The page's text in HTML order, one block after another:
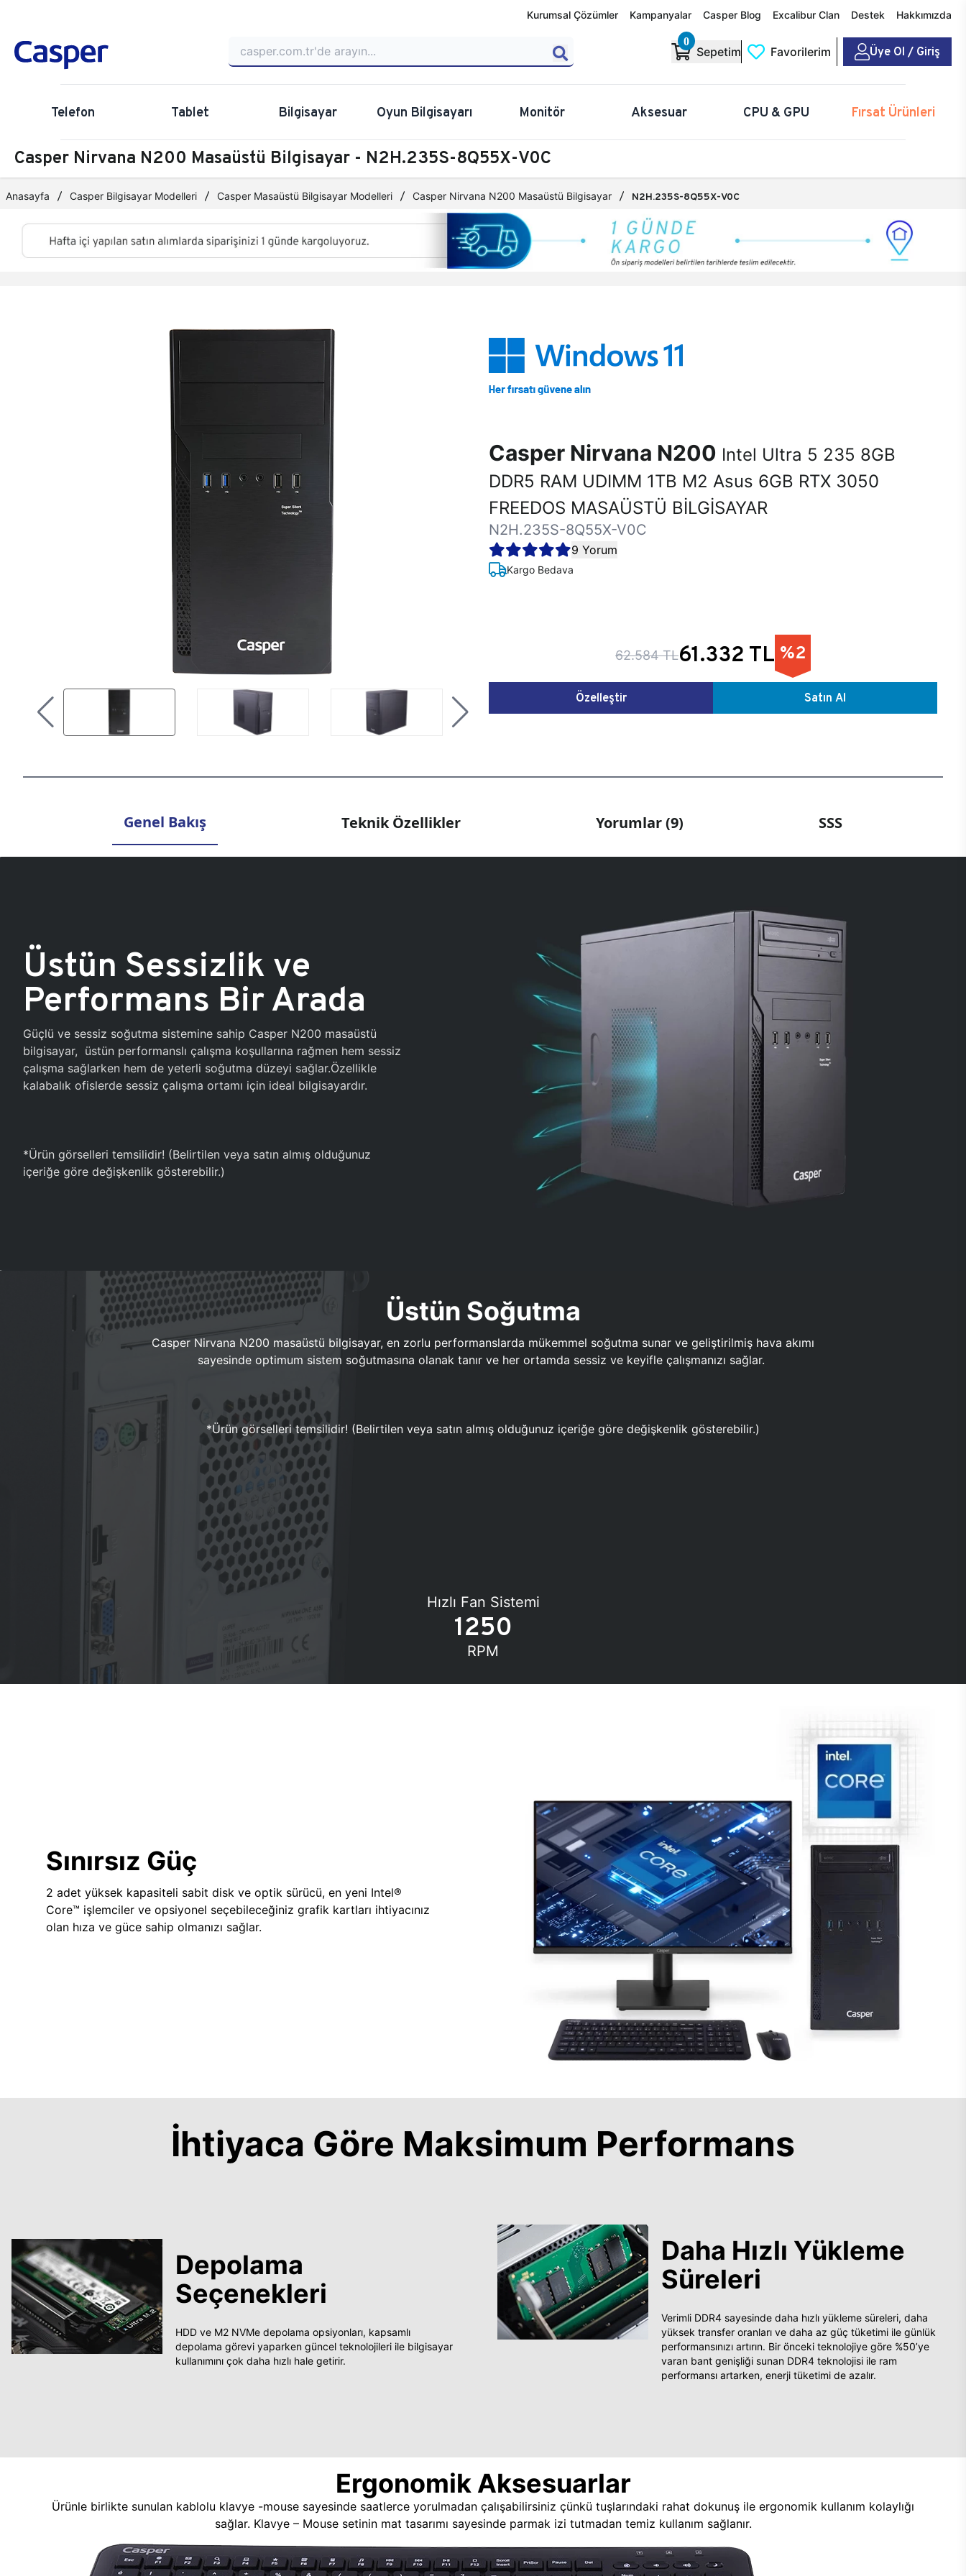
Kurumsal Çözümler Kampanyalar Casper Blog Excalibur Clan Destek Hakkımızda
0
Sepetim Favorilerim Üye Ol / Giriş
Telefon Tablet Bilgisayar Oyun Bilgisayarı Monitör Aksesuar CPU & GPU Fırsat Ürünleri
Casper Nirvana N200 Masaüstü Bilgisayar - N2H.235S-8Q55X-V0C
Anasayfa Casper Bilgisayar Modelleri Casper Masaüstü Bilgisayar Modelleri Casper Nirvana N200 Masaüstü Bilgisayar N2H.235S-8Q55X-V0C
Casper Nirvana N200 Intel Ultra 5 235 8GB
DDR5 RAM UDIMM 1TB M2 Asus 6GB RTX 3050
FREEDOS MASAÜSTÜ BİLGİSAYAR
N2H.235S-8Q55X-V0C
9 Yorum
Kargo Bedava
62.584 TL61.332 TL %2
Özelleştir Satın Al
Genel Bakış Teknik Özellikler Yorumlar (9) SSS
Üstün Sessizlik ve
Performans Bir Arada
Güçlü ve sessiz soğutma sistemine sahip Casper N200 masaüstü
bilgisayar, üstün performanslı çalışma koşullarına rağmen hem sessiz
çalışma sağlarken hem de yeterli soğutma düzeyi sağlar.Özellikle
kalabalık ofislerde sessiz çalışma ortamı için ideal bilgisayardır.
*Ürün görselleri temsilidir! (Belirtilen veya satın almış olduğunuz
içeriğe göre değişkenlik gösterebilir.)
Üstün Soğutma
Casper Nirvana N200 masaüstü bilgisayar, en zorlu performanslarda mükemmel soğutma sunar ve geliştirilmiş hava akımı
sayesinde optimum sistem soğutmasına olanak tanır ve her ortamda sessiz ve keyifle çalışmanızı sağlar.
*Ürün görselleri temsilidir! (Belirtilen veya satın almış olduğunuz içeriğe göre değişkenlik gösterebilir.)
Hızlı Fan Sistemi
1250
RPM
Sınırsız Güç
2 adet yüksek kapasiteli sabit disk ve optik sürücü, en yeni Intel®
Core™ işlemciler ve opsiyonel seçebileceğiniz grafik kartları ihtiyacınız
olan hıza ve güce sahip olmanızı sağlar.
İhtiyaca Göre Maksimum Performans
Depolama
Seçenekleri
HDD ve M2 NVMe depolama opsiyonları, kapsamlı
depolama görevi yaparken güncel teknolojileri ile bilgisayar
kullanımını çok daha hızlı hale getirir.
Daha Hızlı Yükleme
Süreleri
Verimli DDR4 sayesinde daha hızlı yükleme süreleri, daha
yüksek transfer oranları ve daha az güç tüketimi ile günlük
performansınızı artırın. Bir önceki teknolojiye göre %50’ye
varan bant genişliği sunan DDR4 teknolojisi ile ram
performansı artarken, enerji tüketimi de azalır.
Ergonomik Aksesuarlar
Ürünle birlikte sunulan kablolu klavye -mouse sayesinde saatlerce yorulmadan çalışabilirsiniz çünkü tuşlarındaki rahat dokunuş ile ergonomik kullanım kolaylığı
sağlar. Klavye – Mouse setinin mat tasarımı sayesinde parmak izi tutmadan temiz kullanım sağlanır.